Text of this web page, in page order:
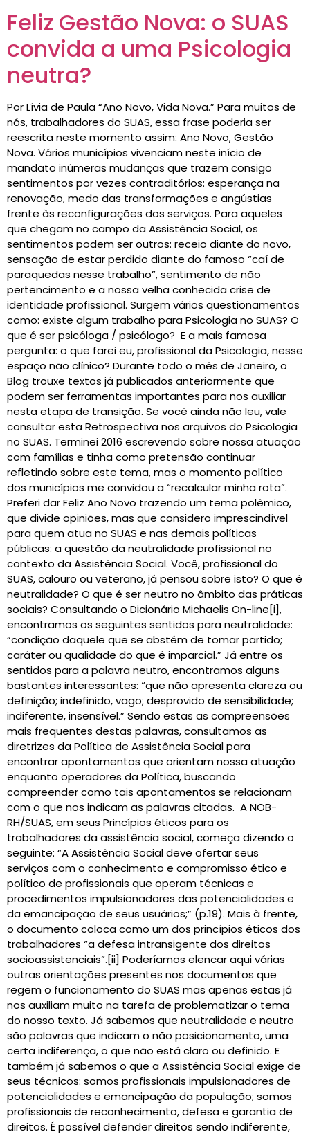
Feliz Gestão Nova: o SUAS
convida a uma Psicologia
neutra?
Por Lívia de Paula “Ano Novo, Vida Nova.” Para muitos de
nós, trabalhadores do SUAS, essa frase poderia ser
reescrita neste momento assim: Ano Novo, Gestão
Nova. Vários municípios vivenciam neste início de
mandato inúmeras mudanças que trazem consigo
sentimentos por vezes contraditórios: esperança na
renovação, medo das transformações e angústias
frente às reconfigurações dos serviços. Para aqueles
que chegam no campo da Assistência Social, os
sentimentos podem ser outros: receio diante do novo,
sensação de estar perdido diante do famoso “caí de
paraquedas nesse trabalho”, sentimento de não
pertencimento e a nossa velha conhecida crise de
identidade profissional. Surgem vários questionamentos
como: existe algum trabalho para Psicologia no SUAS? O
que é ser psicóloga / psicólogo? E a mais famosa
pergunta: o que farei eu, profissional da Psicologia, nesse
espaço não clínico? Durante todo o mês de Janeiro, o
Blog trouxe textos já publicados anteriormente que
podem ser ferramentas importantes para nos auxiliar
nesta etapa de transição. Se você ainda não leu, vale
consultar esta Retrospectiva nos arquivos do Psicologia
no SUAS. Terminei 2016 escrevendo sobre nossa atuação
com famílias e tinha como pretensão continuar
refletindo sobre este tema, mas o momento político
dos municípios me convidou a “recalcular minha rota”.
Preferi dar Feliz Ano Novo trazendo um tema polêmico,
que divide opiniões, mas que considero imprescindível
para quem atua no SUAS e nas demais políticas
públicas: a questão da neutralidade profissional no
contexto da Assistência Social. Você, profissional do
SUAS, calouro ou veterano, já pensou sobre isto? O que é
neutralidade? O que é ser neutro no âmbito das práticas
sociais? Consultando o Dicionário Michaelis On-line[i],
encontramos os seguintes sentidos para neutralidade:
“condição daquele que se abstém de tomar partido;
caráter ou qualidade do que é imparcial.” Já entre os
sentidos para a palavra neutro, encontramos alguns
bastantes interessantes: “que não apresenta clareza ou
definição; indefinido, vago; desprovido de sensibilidade;
indiferente, insensível.” Sendo estas as compreensões
mais frequentes destas palavras, consultamos as
diretrizes da Política de Assistência Social para
encontrar apontamentos que orientam nossa atuação
enquanto operadores da Política, buscando
compreender como tais apontamentos se relacionam
com o que nos indicam as palavras citadas. A NOB-
RH/SUAS, em seus Princípios éticos para os
trabalhadores da assistência social, começa dizendo o
seguinte: “A Assistência Social deve ofertar seus
serviços com o conhecimento e compromisso ético e
político de profissionais que operam técnicas e
procedimentos impulsionadores das potencialidades e
da emancipação de seus usuários;” (p.19). Mais à frente,
o documento coloca como um dos princípios éticos dos
trabalhadores “a defesa intransigente dos direitos
socioassistenciais”.[ii] Poderíamos elencar aqui várias
outras orientações presentes nos documentos que
regem o funcionamento do SUAS mas apenas estas já
nos auxiliam muito na tarefa de problematizar o tema
do nosso texto. Já sabemos que neutralidade e neutro
são palavras que indicam o não posicionamento, uma
certa indiferença, o que não está claro ou definido. E
também já sabemos o que a Assistência Social exige de
seus técnicos: somos profissionais impulsionadores de
potencialidades e emancipação da população; somos
profissionais de reconhecimento, defesa e garantia de
direitos. É possível defender direitos sendo indiferente,